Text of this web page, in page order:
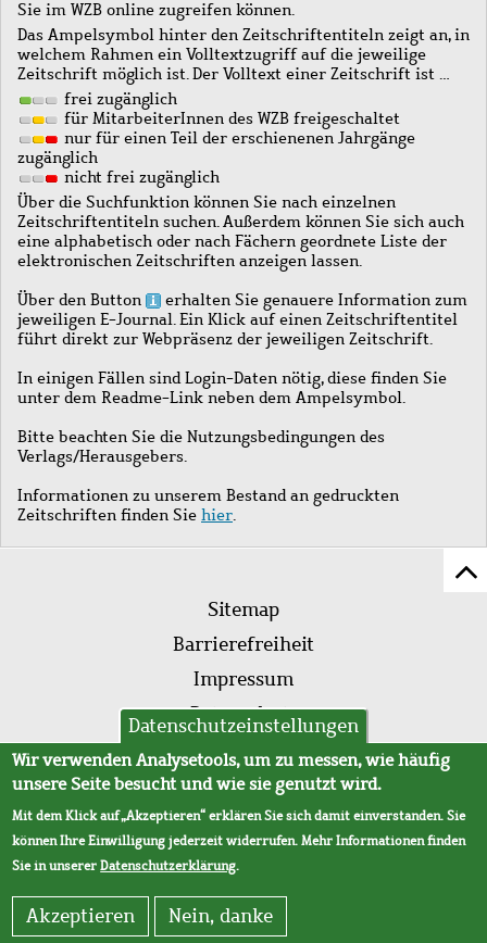
Sie im WZB online zugreifen können.
Das Ampelsymbol hinter den Zeitschriftentiteln zeigt an, in
welchem Rahmen ein Volltextzugriff auf die jeweilige
Zeitschrift möglich ist. Der Volltext einer Zeitschrift ist …
frei zugänglich
für MitarbeiterInnen des WZB freigeschaltet
nur für einen Teil der erschienenen Jahrgänge
zugänglich
nicht frei zugänglich
Über die Suchfunktion können Sie nach einzelnen
Zeitschriftentiteln suchen. Außerdem können Sie sich auch
eine alphabetisch oder nach Fächern geordnete Liste der
elektronischen Zeitschriften anzeigen lassen.
Über den Button
erhalten Sie genauere Information zum
jeweiligen E-Journal. Ein Klick auf einen Zeitschriftentitel
führt direkt zur Webpräsenz der jeweiligen Zeitschrift.
In einigen Fällen sind Login-Daten nötig, diese finden Sie
unter dem Readme-Link neben dem Ampelsymbol.
Bitte beachten Sie die Nutzungsbedingungen des
Verlags/Herausgebers.
Informationen zu unserem Bestand an gedruckten
Zeitschriften finden Sie hier.
Fußleistenmenü
Sitemap
Barrierefreiheit
Impressum
Datenschutz
AVB
Datenschutzeinstellungen
Wir verwenden Analysetools, um zu messen, wie häufig
unsere Seite besucht und wie sie genutzt wird.
Mit dem Klick auf „Akzeptieren“ erklären Sie sich damit einverstanden. Sie
können Ihre Einwilligung jederzeit widerrufen. Mehr Informationen finden
Sie in unsererDatenschutzerklärung.
Akzeptieren Nein, danke